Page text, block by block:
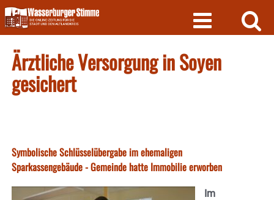
Skip
to
content
Ärztliche Versorgung in Soyen
gesichert
Symbolische Schlüsselübergabe im ehemaligen
Sparkassengebäude - Gemeinde hatte Immobilie erworben
Im